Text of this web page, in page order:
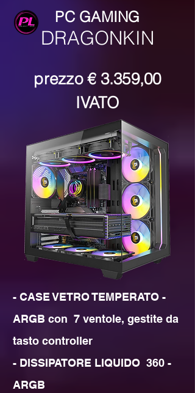
PC GAMING
DRAGONKIN
prezzo€ 3.359,00
IVATO
- CASE VETRO TEMPERATO -
ARGB con  7 ventole, gestite da
tasto controller
- DISSIPATORE LIQUIDO  360 -
ARGB